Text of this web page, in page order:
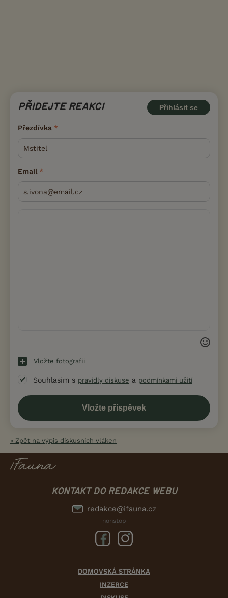
PŘIDEJTE REAKCI Přihlásit se
Přezdívka
Email
Vložte fotografii
Souhlasím s pravidly diskuse a podmínkami užití
« Zpět na výpis diskusních vláken
KONTAKT DO REDAKCE WEBU
redakce@ifauna.cz
nonstop
DOMOVSKÁ STRÁNKA
INZERCE